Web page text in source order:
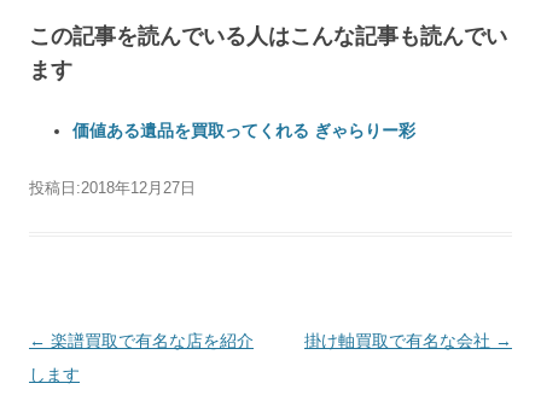
この記事を読んでいる人はこんな記事も読んでい
ます
価値ある遺品を買取ってくれる ぎゃらりー彩
投稿日:2018年12月27日
投稿ナビゲーション
← 楽譜買取で有名な店を紹介
します
掛け軸買取で有名な会社 →